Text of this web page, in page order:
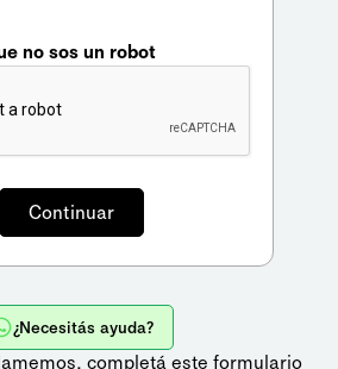
no sos un robot
¿Necesitás ayuda?
completá este formulario